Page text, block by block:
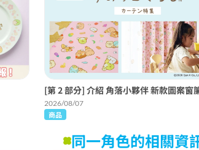
[第 2 部分] 介紹 角落小夥伴 新款圖案窗
2026/08/07
商品
同一角色的相關資